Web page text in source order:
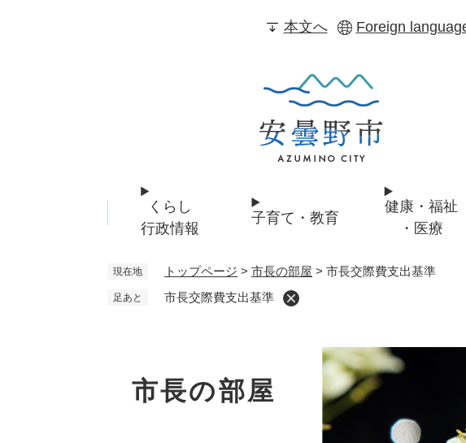
本文へ Foreign
くらし
行政情報
子育て・教育
健康・福祉
・医療
現在地 トップページ > 市長の部屋 > 市長交際費支出基準
足あと 市長交際費支出基準
市長の部屋